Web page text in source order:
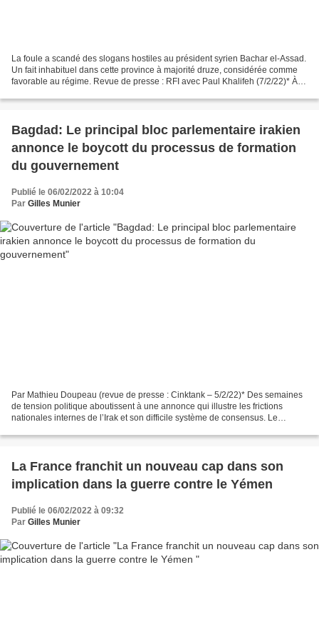
La foule a scandé des slogans hostiles au président syrien Bachar el-Assad.
Un fait inhabituel dans cette province à majorité druze, considérée comme
favorable au régime. Revue de presse : RFI avec Paul Khalifeh (7/2/22)* À
Bagdad: Le principal bloc parlementaire irakien
annonce le boycott du processus de formation
du gouvernement
Publié le 06/02/2022 à 10:04
Par Gilles Munier
Par Mathieu Doupeau (revue de presse : Cinktank – 5/2/22)* Des semaines
de tension politique aboutissent à une annonce qui illustre les frictions
nationales internes de l’Irak et son difficile système de consensus. Le
La France franchit un nouveau cap dans son
implication dans la guerre contre le Yémen
Publié le 06/02/2022 à 09:32
Par Gilles Munier